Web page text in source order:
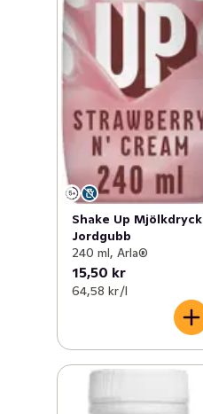
Shake Up Mjölkdryck
Jordgubb
240 ml, Arla®
15,50 kr
64,58 kr /l